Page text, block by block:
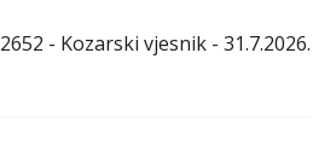
2652 - Kozarski vjesnik - 31.7.2026.